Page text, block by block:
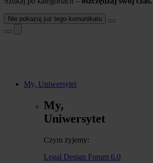
Nie pokazuj już tego komunikatu
My, Uniwersytet
My,
Uniwersytet
Czym żyjemy:
Legal Design Forum 6.0